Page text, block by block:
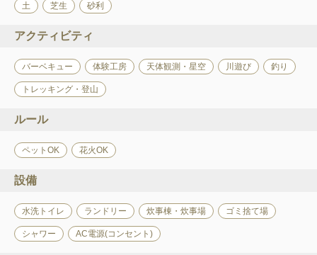
土 芝生 砂利
アクティビティ
バーベキュー 体験工房 天体観測・星空 川遊び 釣り
トレッキング・登山
ルール
ペットOK 花火OK
設備
水洗トイレ ランドリー 炊事棟・炊事場 ゴミ捨て場
シャワー AC電源(コンセント)